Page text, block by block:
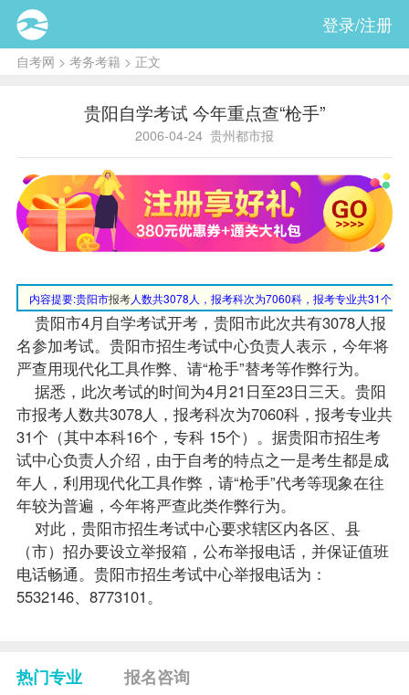
登录/注册
自考网 > 考务考籍 > 正文
贵阳自学考试 今年重点查“枪手”
2006-04-24 贵州都市报
内容提要:贵阳市报考人数共3078人，报考科次为7060科，报考专业共31个（
贵阳市4月自学考试开考，贵阳市此次共有3078人报
名参加考试。贵阳市招生考试中心负责人表示，今年将
严查用现代化工具作弊、请“枪手”替考等作弊行为。
据悉，此次考试的时间为4月21日至23日三天。贵阳
市报考人数共3078人，报考科次为7060科，报考专业共
31个（其中本科16个，专科 15个）。据贵阳市招生考
试中心负责人介绍，由于自考的特点之一是考生都是成
年人，利用现代化工具作弊，请“枪手”代考等现象在往
年较为普遍，今年将严查此类作弊行为。
对此，贵阳市招生考试中心要求辖区内各区、县
（市）招办要设立举报箱，公布举报电话，并保证值班
电话畅通。贵阳市招生考试中心举报电话为：
5532146、8773101。
热门专业 报名咨询